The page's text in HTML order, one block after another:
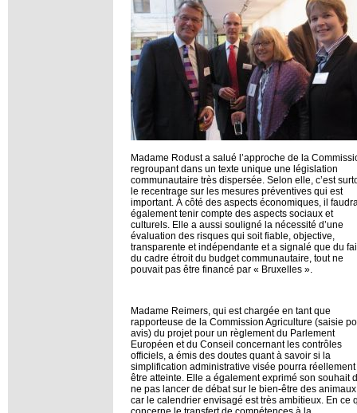
Madame Rodust a salué l’approche de la
regroupant dans un texte unique une législation
communautaire très dispersée. Selon elle, c’est
le recentrage sur les mesures préventives qui est
important. À côté des aspects économiques, il
également tenir compte des aspects sociaux et
culturels. Elle a aussi souligné la nécessité d’une
évaluation des risques qui soit fiable, objective,
transparente et indépendante et a signalé que du
du cadre étroit du budget communautaire, tout ne
pouvait pas être financé par « Bruxelles ».
Madame Reimers, qui est chargée en tant que
rapporteuse de la Commission Agriculture (saisie
avis) du projet pour un règlement du Parlement
Européen et du Conseil concernant les contrôles
officiels, a émis des doutes quant à savoir si la
simplification administrative visée pourra réellement
être atteinte. Elle a également exprimé son souhait
ne pas lancer de débat sur le bien-être des
car le calendrier envisagé est très ambitieux. En ce